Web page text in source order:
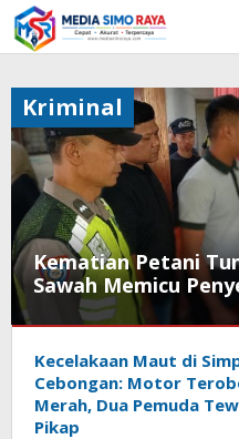
Lewati
ke
konten
Kematian Petani
Sawah Memicu
Agustus
2026
Kriminal
Kecelakaan Maut di
Cebongan: Motor
Merah, Dua Pemuda
Pikap